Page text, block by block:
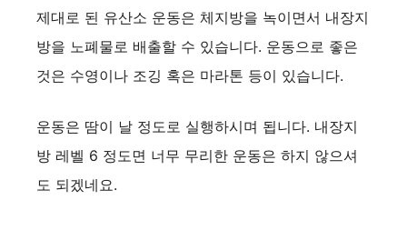
제대로 된 유산소 운동은 체지방을 녹이면서 내장지
방을 노폐물로 배출할 수 있습니다. 운동으로 좋은
것은 수영이나 조깅 혹은 마라톤 등이 있습니다.
운동은 땀이 날 정도로 실행하시며 됩니다. 내장지
방 레벨 6 정도면 너무 무리한 운동은 하지 않으셔
도 되겠네요.